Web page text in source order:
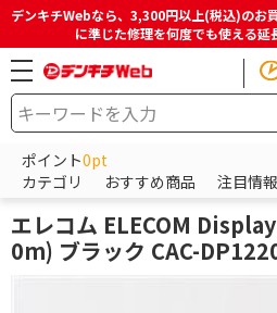
デンキチWebなら、3,300円以上(税込)のお
に準じた修理を何度でも使える延
ポイント0pt
カテゴリ
おすすめ商品 注目情報
HOME 商品一覧ページ パソコン
ディスプレイケーブル・アダプタ
エレコム
エレコム ELECOM
0m) ブラック CAC-